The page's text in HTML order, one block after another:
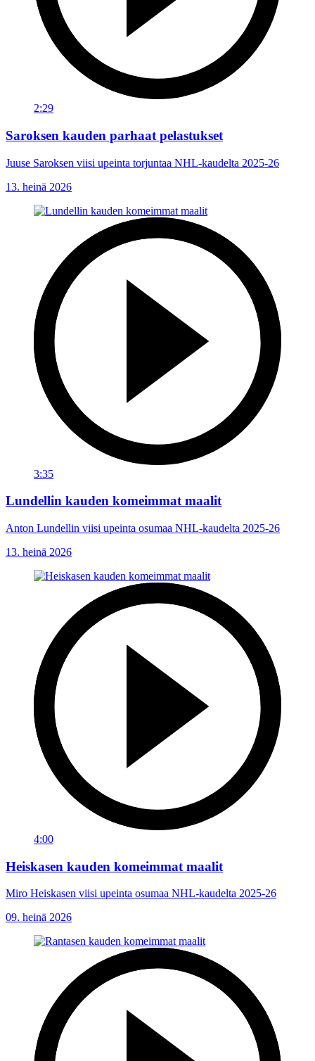
2:29
Saroksen kauden parhaat pelastukset
Juuse Saroksen viisi upeinta torjuntaa NHL-kaudelta 2025-26
13. heinä 2026
3:35
Lundellin kauden komeimmat maalit
Anton Lundellin viisi upeinta osumaa NHL-kaudelta 2025-26
13. heinä 2026
4:00
Heiskasen kauden komeimmat maalit
Miro Heiskasen viisi upeinta osumaa NHL-kaudelta 2025-26
09. heinä 2026